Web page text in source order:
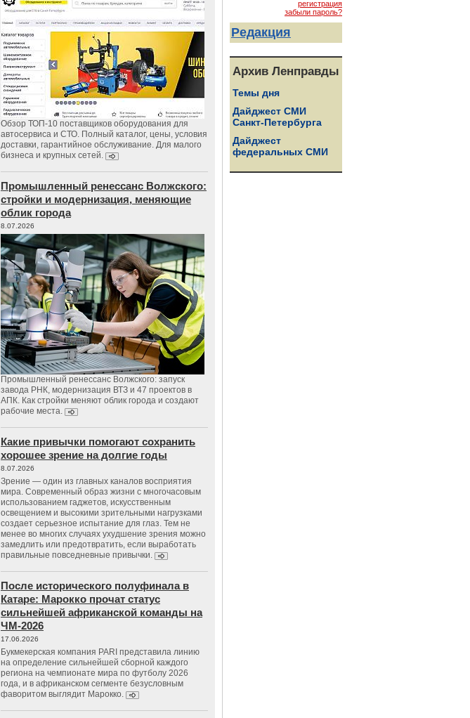
Обзор ТОП-10 поставщиков оборудования для
автосервиса и СТО. Полный каталог, цены, условия
доставки, гарантийное обслуживание. Для малого
бизнеса и крупных сетей.
Промышленный ренессанс Волжского:
стройки и модернизация, меняющие
облик города
8.07.2026
Промышленный ренессанс Волжского: запуск
завода РНК, модернизация ВТЗ и 47 проектов в
АПК. Как стройки меняют облик города и создают
рабочие места.
Какие привычки помогают сохранить
хорошее зрение на долгие годы
8.07.2026
Зрение — один из главных каналов восприятия
мира. Современный образ жизни с многочасовым
использованием гаджетов, искусственным
освещением и высокими зрительными нагрузками
создает серьезное испытание для глаз. Тем не
менее во многих случаях ухудшение зрения можно
замедлить или предотвратить, если выработать
правильные повседневные привычки.
После исторического полуфинала в
Катаре: Марокко прочат статус
сильнейшей африканской команды на
ЧМ-2026
17.06.2026
Букмекерская компания PARI представила линию
на определение сильнейшей сборной каждого
региона на чемпионате мира по футболу 2026
года, и в африканском сегменте безусловным
фаворитом выглядит Марокко.
регистрация
забыли пароль?
Редакция
Архив Ленправды
Темы дня
Дайджест СМИ
Санкт-Петербурга
Дайджест
федеральных СМИ